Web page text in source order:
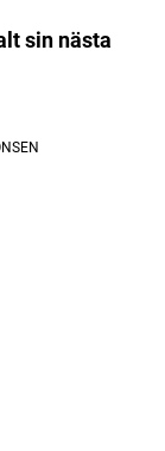
sin nästa